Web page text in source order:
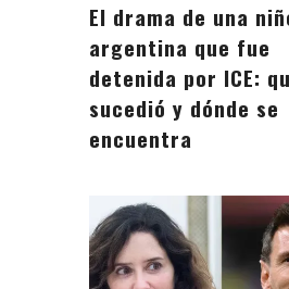
El drama de una
argentina que fue
detenida por ICE:
sucedió y dónde se
encuentra